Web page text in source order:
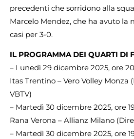
precedenti che sorridono alla
Marcelo Mendez, che ha avuto la
casi per 3-0.
IL PROGRAMMA DEI QUARTI DI
– Lunedì 29 dicembre 2025, ore
Itas Trentino – Vero Volley Monza
VBTV)
– Martedì 30 dicembre 2025, ore
Rana Verona – Allianz Milano
– Martedì 30 dicembre 2025, ore